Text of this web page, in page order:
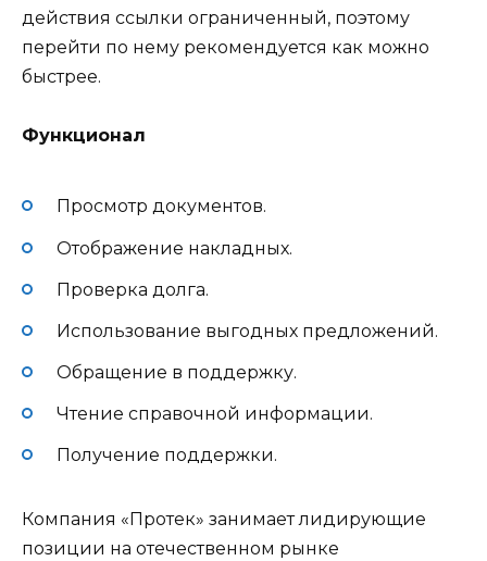
действия ссылки ограниченный, поэтому
перейти по нему рекомендуется как можно
быстрее.
Функционал
Просмотр документов.
Отображение накладных.
Проверка долга.
Использование выгодных предложений.
Обращение в поддержку.
Чтение справочной информации.
Получение поддержки.
Компания «Протек» занимает лидирующие
позиции на отечественном рынке